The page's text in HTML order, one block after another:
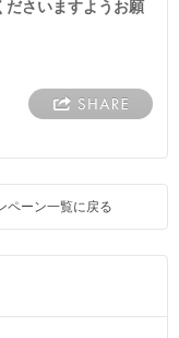
ださいますようお願
ペーン一覧に戻る